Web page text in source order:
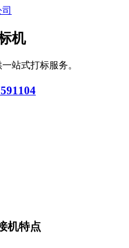
机
站式打标服务。
机特点